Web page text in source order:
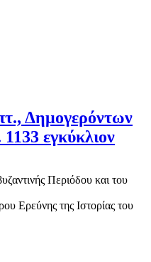
Δημογερόντων
εγκύκλιον
Περιόδου και του
Ερεύνης της Ιστορίας του